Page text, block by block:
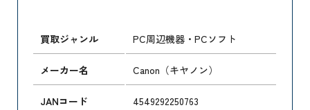
買取ジャンル PC周辺機器・PCソフト
メーカー名 Canon（キヤノン）
JANコード 4549292250763